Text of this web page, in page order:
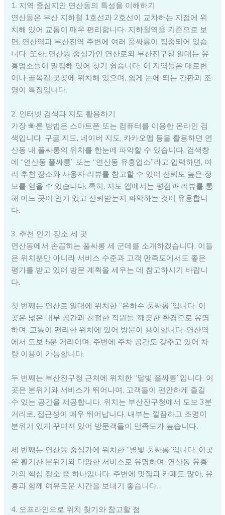
1. 지역 중심지인 연산동의 특성을 이해하기
연산동은 부산 지하철 1호선과 2호선이 교차하는 지점에 위
치해 있어 교통이 매우 편리합니다. 지하철역을 기준으로 보
면, 연산역과 부산진역 주변에 여러 풀싸롱이 집중되어 있습
니다. 또한, 연산동 중심가인 연산로와 부산진구청 일대는 유
흥업소들이 밀집해 있어 찾기 쉽습니다. 이 지역들은 대로변
이나 골목길 곳곳에 위치해 있으며, 쉽게 눈에 띄는 간판과 조
명이 특징입니다.
2. 인터넷 검색과 지도 활용하기
가장 빠른 방법은 스마트폰 또는 컴퓨터를 이용한 온라인 검
색입니다. 구글 지도, 네이버 지도, 카카오맵 등을 활용하면 연
산동 내 풀싸롱의 위치를 한눈에 파악할 수 있습니다. 검색창
에 “연산동 풀싸롱” 또는 “연산동 유흥업소”라고 입력하면, 여
러 추천 장소와 사용자 리뷰를 참고할 수 있어 신뢰도 높은 정
보를 얻을 수 있습니다. 특히, 지도 앱에서는 평점과 리뷰를 통
해 어느 곳이 인기 있고 신뢰받는지 파악하는 것이 유용합니
다.
3. 추천 인기 장소 세 곳
연산동에서 손꼽히는 풀싸롱 세 군데를 소개하겠습니다. 이들
은 위치뿐만 아니라 서비스 수준과 고객 만족도에서도 좋은
평가를 받고 있어 방문 계획을 세우는 데 참고하시기 바랍니
다.
첫 번째는 연산로 일대에 위치한 “은하수 풀싸롱”입니다. 이
곳은 넓은 내부 공간과 친절한 직원들, 깨끗한 환경으로 유명
하며, 교통이 편리한 위치에 있어 방문이 용이합니다. 연산역
에서 도보 5분 거리이며, 주변에 주차 공간도 갖추고 있어 차
량 이용이 가능합니다.
두 번째는 부산진구청 근처에 위치한 “달빛 풀싸롱”입니다. 이
곳은 분위기와 서비스가 뛰어나며, 고객들이 편안하게 즐길
수 있는 공간을 제공합니다. 위치는 부산진구청에서 도보 3분
거리로, 접근성이 매우 뛰어납니다. 내부는 깔끔하고 조명이
분위기 있게 꾸며져 있어 방문객들이 만족도가 높습니다.
세 번째는 연산동 중심가에 위치한 “별빛 풀싸롱”입니다. 이곳
은 활기찬 분위기와 다양한 서비스로 유명하며, 연산동 유흥
가의 핵심 장소 중 하나입니다. 주변에 맛집과 카페도 많아, 유
흥과 함께 여유로운 시간을 보내기 좋습니다.
4. 오프라인으로 위치 찾기와 참고할 점